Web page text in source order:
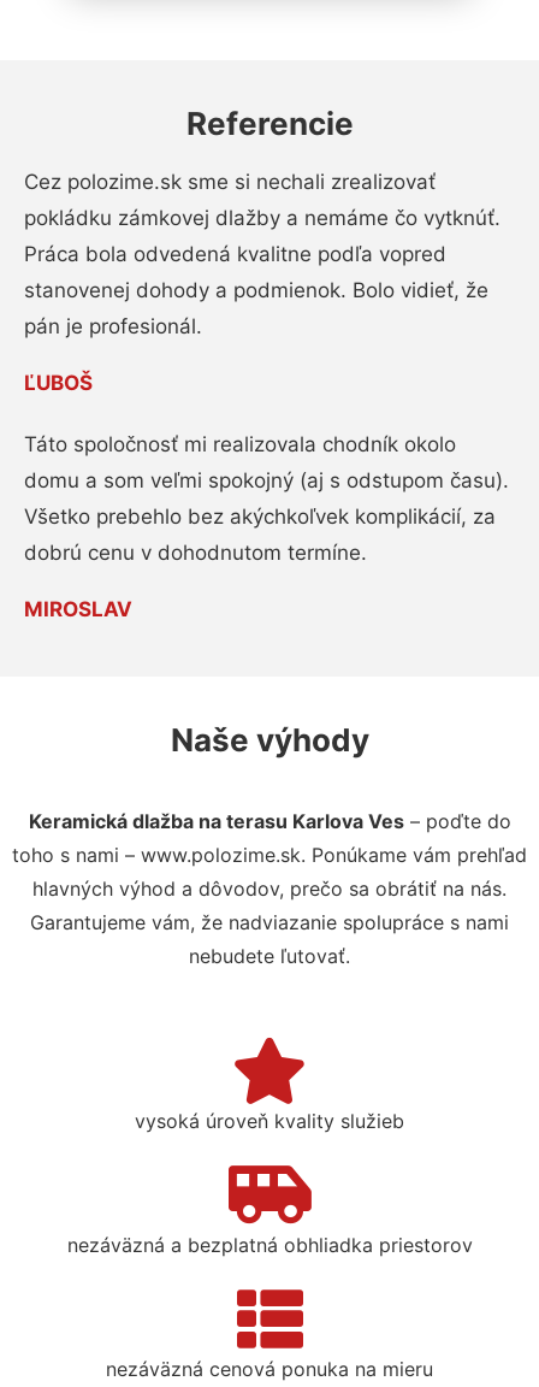
Referencie
Cez polozime.sk sme si nechali zrealizovať
pokládku zámkovej dlažby a nemáme čo vytknúť.
Práca bola odvedená kvalitne podľa vopred
stanovenej dohody a podmienok. Bolo vidieť, že
pán je profesionál.
ĽUBOŠ
Táto spoločnosť mi realizovala chodník okolo
domu a som veľmi spokojný (aj s odstupom času).
Všetko prebehlo bez akýchkoľvek komplikácií, za
dobrú cenu v dohodnutom termíne.
MIROSLAV
Naše výhody
Keramická dlažba na terasu Karlova Ves– poďte do
toho s nami – www.polozime.sk. Ponúkame vám prehľad
hlavných výhod a dôvodov, prečo sa obrátiť na nás.
Garantujeme vám, že nadviazanie spolupráce s nami
nebudete ľutovať.
vysoká úroveň kvality služieb
nezáväzná a bezplatná obhliadka priestorov
nezáväzná cenová ponuka na mieru